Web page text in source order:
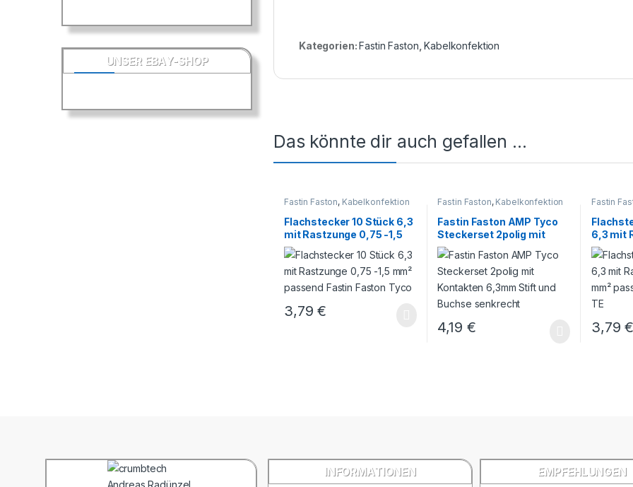
Kategorien:Fastin Faston,Kabelkonfektion
Das könnte dir auch gefallen …
Fastin Faston, Kabelkonfektion
Flachstecker 10 Stück 6,3
mit Rastzunge 0,75 -1,5
mm² passend Fastin
Faston Tyco
3,79€
Fastin Faston, Kabelkonfektion
Fastin Faston AMP Tyco
Steckerset 2polig mit
Kontakten 6,3mm Stift
und Buchse senkrecht
4,19 €
Fastin
6,3 mit
-1,5
Faston
3,79
UNSER EBAY-SHOP
INFORMATIONEN EMPFEHLUNGEN